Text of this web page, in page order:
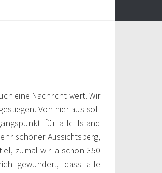
eine Nachricht wert. Wir
Von hier aus soll
für alle Island
schöner Aussichtsberg,
zumal wir ja schon 350
gewundert, dass alle